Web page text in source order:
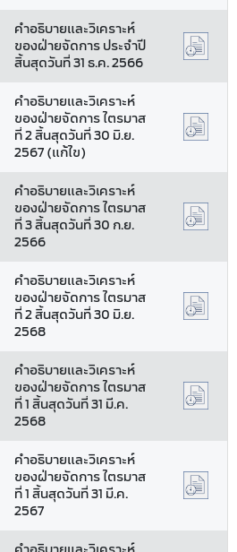
คำอธิบายและวิเคราะห์
ของฝ่ายจัดการ ประจำปี
สิ้นสุดวันที่ 31 ธ.ค. 2566
คำอธิบายและวิเคราะห์
ของฝ่ายจัดการ ไตรมาส
ที่ 2 สิ้นสุดวันที่ 30 มิ.ย.
2567 (แก้ไข)
คำอธิบายและวิเคราะห์
ของฝ่ายจัดการ ไตรมาส
ที่ 3 สิ้นสุดวันที่ 30 ก.ย.
2566
คำอธิบายและวิเคราะห์
ของฝ่ายจัดการ ไตรมาส
ที่ 2 สิ้นสุดวันที่ 30 มิ.ย.
2568
คำอธิบายและวิเคราะห์
ของฝ่ายจัดการ ไตรมาส
ที่ 1 สิ้นสุดวันที่ 31 มี.ค.
2568
คำอธิบายและวิเคราะห์
ของฝ่ายจัดการ ไตรมาส
ที่ 1 สิ้นสุดวันที่ 31 มี.ค.
2567